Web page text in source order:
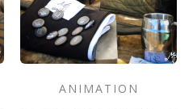
ANIMATION